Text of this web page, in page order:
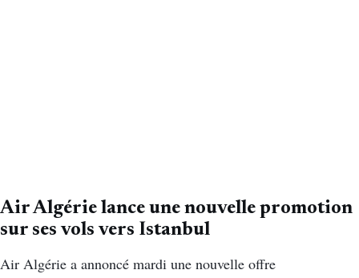
Air Algérie lance une nouvelle promotion
sur ses vols vers Istanbul
Air Algérie a annoncé mardi une nouvelle offre